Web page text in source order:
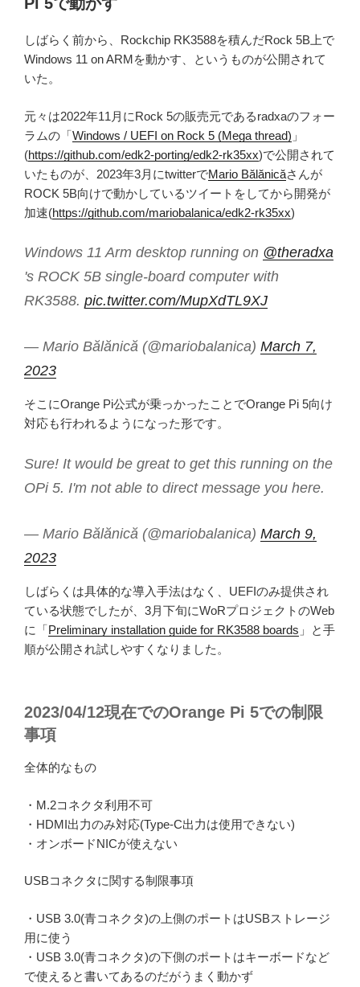
しばらく前から、Rockchip RK3588を積んだRock 5B上で
Windows 11 on ARMを動かす、というものが公開されて
いた。
元々は2022年11月にRock 5の販売元であるradxaのフォー
ラムの「Windows / UEFI on Rock 5 (Mega thread) 」
(https://github.com/edk2-porting/edk2-rk35xx)で公開されて
いたものが、2023年3月にtwitterでMario Bălănicăさんが
ROCK 5B向けで動かしているツイートをしてから開発が
加速(https://github.com/mariobalanica/edk2-rk35xx)
Windows 11 Arm desktop running on @theradxa
's ROCK 5B single-board computer with
RK3588. pic.twitter.com/MupXdTL9XJ
— Mario Bălănică (@mariobalanica) March 7,
2023
そこにOrange Pi公式が乗っかったことでOrange Pi 5向け
対応も行われるようになった形です。
Sure! It would be great to get this running on the
OPi 5. I'm not able to direct message you here.
— Mario Bălănică (@mariobalanica) March 9,
2023
しばらくは具体的な導入手法はなく、UEFIのみ提供され
ている状態でしたが、3月下旬にWoRプロジェクトのWeb
に「Preliminary installation guide for RK3588 boards 」と手
順が公開され試しやすくなりました。
2023/04/12現在でのOrange Pi 5での制限
事項
全体的なもの
・M.2コネクタ利用不可
・HDMI出力のみ対応(Type-C出力は使用できない)
・オンボードNICが使えない
USBコネクタに関する制限事項
・USB 3.0(青コネクタ)の上側のポートはUSBストレージ
用に使う
・USB 3.0(青コネクタ)の下側のポートはキーボードなど
で使えると書いてあるのだがうまく動かず